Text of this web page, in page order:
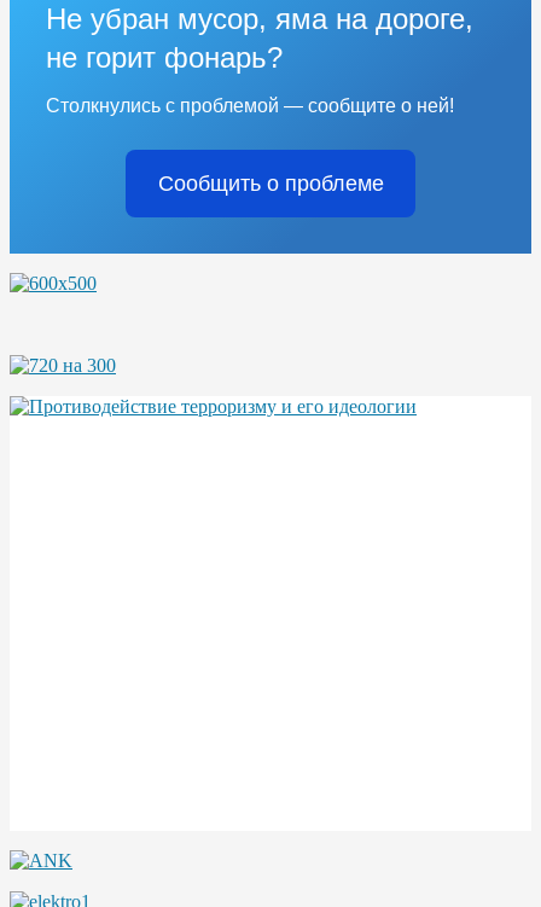
Не убран мусор, яма на дороге,
не горит фонарь?
Столкнулись с проблемой — сообщите о ней!
Сообщить о проблеме